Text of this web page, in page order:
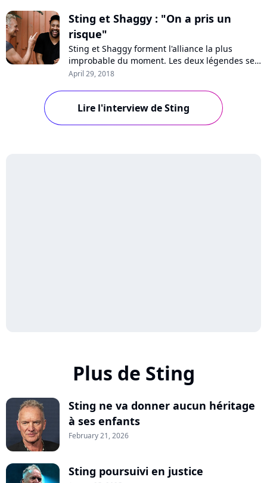
Sting et Shaggy : "On a pris un
risque"
Sting et Shaggy forment l'alliance la plus
improbable du moment. Les deux légendes se
retrouvent sur l'album "44/876", une
musique reggae dont ils racontent la genèse
en table ronde avec Pure Charts.
April 29, 2018
Lire l'interview de Sting
Plus de Sting
Sting ne va donner aucun héritage
à ses enfants
February 21, 2026
Sting poursuivi en justice